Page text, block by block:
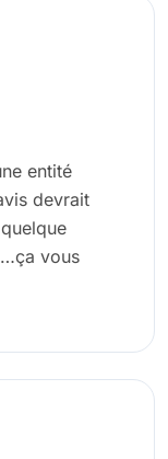
entité
devrait
vous